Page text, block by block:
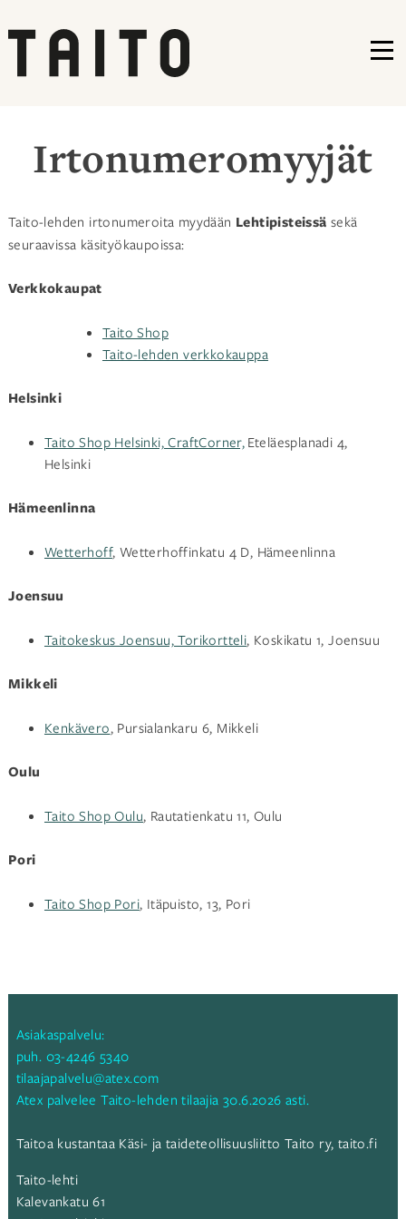
Irtonumero­myyjät
Taito-lehden irtonumeroita myydään Lehtipisteissä sekä
seuraavissa käsityökaupoissa:
Verkkokaupat
Taito Shop
Taito-lehden verkkokauppa
Helsinki
Taito Shop Helsinki, CraftCorner, Eteläesplanadi 4,
Helsinki
Hämeenlinna
Wetterhoff, Wetterhoffinkatu 4 D, Hämeenlinna
Joensuu
Taitokeskus Joensuu, Torikortteli, Koskikatu 1, Joensuu
Mikkeli
Kenkävero, Pursialankaru 6, Mikkeli
Oulu
Taito Shop Oulu, Rautatienkatu 11, Oulu
Pori
Taito Shop Pori, Itäpuisto, 13, Pori
Asiakaspalvelu:
puh. 03-4246 5340
tilaajapalvelu@atex.com
Atex palvelee Taito-lehden tilaajia 30.6.2026 asti.
Taitoa kustantaa Käsi- ja taideteollisuusliitto Taito ry, taito.fi
Taito-lehti
Kalevankatu 61